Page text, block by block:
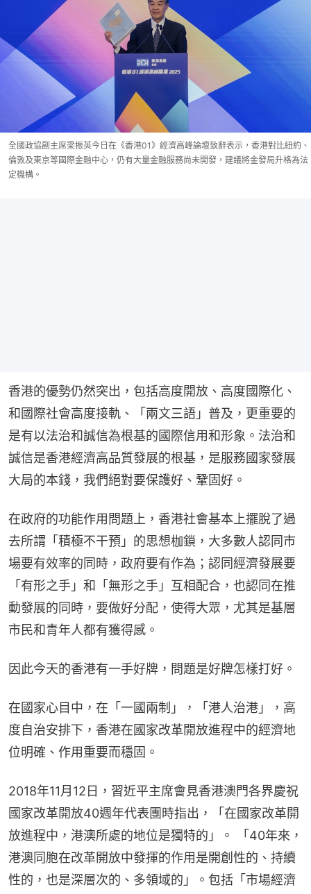
全國政協副主席梁振英今日在《香港01》經濟高峰論壇致辭表示，香港對比紐約、
倫敦及東京等國際金融中心，仍有大量金融服務尚未開發，建議將金發局升格為法
定機構。
香港的優勢仍然突出，包括高度開放、高度國際化、
和國際社會高度接軌、「兩文三語」普及，更重要的
是有以法治和誠信為根基的國際信用和形象。法治和
誠信是香港經濟高品質發展的根基，是服務國家發展
大局的本錢，我們絕對要保護好、鞏固好。
在政府的功能作用問題上，香港社會基本上擺脫了過
去所謂「積極不干預」的思想枷鎖，大多數人認同市
場要有效率的同時，政府要有作為；認同經濟發展要
「有形之手」和「無形之手」互相配合，也認同在推
動發展的同時，要做好分配，使得大眾，尤其是基層
市民和青年人都有獲得感。
因此今天的香港有一手好牌，問題是好牌怎樣打好。
在國家心目中，在「一國兩制」，「港人治港」，高
度自治安排下，香港在國家改革開放進程中的經濟地
位明確、作用重要而穩固。
2018年11月12日，習近平主席會見香港澳門各界慶祝
國家改革開放40週年代表團時指出，「在國家改革開
放進程中，港澳所處的地位是獨特的」。 「40年來，
港澳同胞在改革開放中發揮的作用是開創性的、持續
性的，也是深層次的、多領域的」。包括「市場經濟